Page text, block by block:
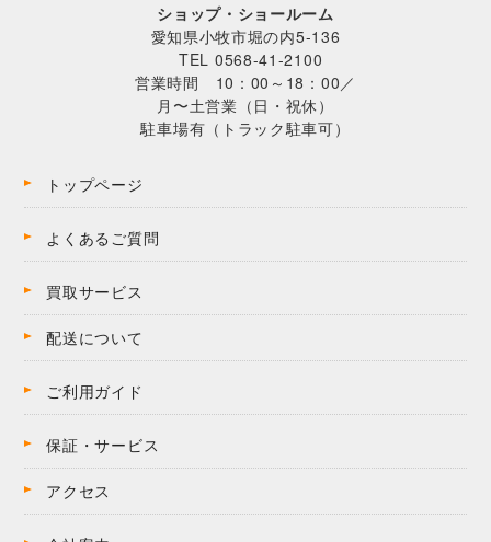
ショップ・ショールーム
愛知県小牧市堀の内5-136
TEL 0568-41-2100
営業時間 10：00～18：00／
月〜土営業（日・祝休）
駐車場有（トラック駐車可）
トップページ
よくあるご質問
買取サービス
配送について
ご利用ガイド
保証・サービス
アクセス